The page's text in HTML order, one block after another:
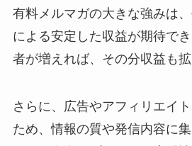
有料メルマガの大きな強みは
による安定した収益が期待で
者が増えれば、その分収益も拡
さらに、広告やアフィリエイ
ため、情報の質や発信内容に